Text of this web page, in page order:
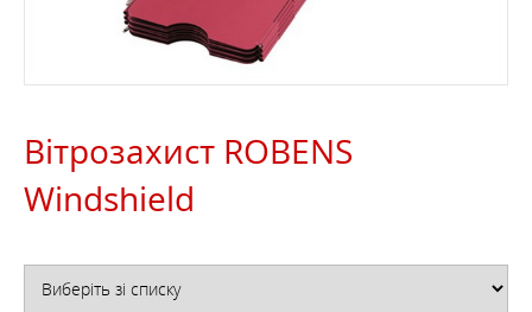
Вітрозахист ROBENS
Windshield